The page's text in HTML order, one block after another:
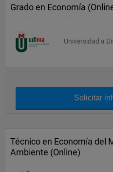
Grado en Economía
Universidad a
Solicitar
Técnico en Economía del
Ambiente (Online)